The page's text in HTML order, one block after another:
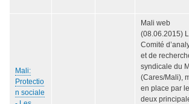
Mali:
Protectio
n sociale
Mali web
(08.06.2015)
Comité
et de
syndicale du
(Cares/Mali),
en place par
deux